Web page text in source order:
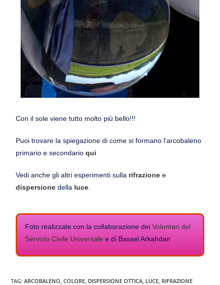
Con il sole viene tutto molto più bello!!!
Puoi trovare la spiegazione di come si formano l’arcobaleno
primario e secondarioqui
Vedi anche gli altri esperimenti sulla rifrazione e
dispersione della luce
Foto realizzate con la collaborazione deiVolontari del
Servizio Civile Universale e di Bassel Arkahdan
TAG:ARCOBALENO COLORE DISPERSIONE OTTICA LUCE RIFRAZIONE